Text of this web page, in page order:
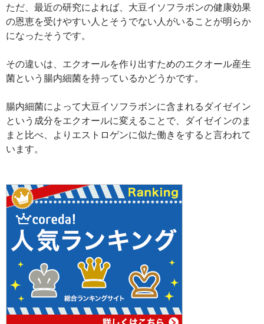
ただ、最近の研究によれば、大豆イソフラボンの健康効果
の恩恵を受けやすい人とそうでない人がいることが明らか
になったそうです。
その違いは、エクオールを作り出すためのエクオール産生
菌という腸内細菌を持っているかどうかです。
腸内細菌によって大豆イソフラボンに含まれるダイゼイン
という成分をエクオールに変えることで、ダイゼインのま
まと比べ、よりエストロゲンに似た働きをすると言われて
います。